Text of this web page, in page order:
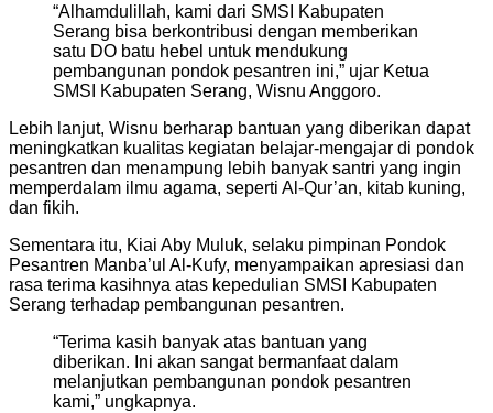
“Alhamdulillah, kami dari SMSI Kabupaten
Serang bisa berkontribusi dengan memberikan
satu DO batu hebel untuk mendukung
pembangunan pondok pesantren ini,” ujar Ketua
SMSI Kabupaten Serang, Wisnu Anggoro.
Lebih lanjut, Wisnu berharap bantuan yang diberikan dapat
meningkatkan kualitas kegiatan belajar-mengajar di pondok
pesantren dan menampung lebih banyak santri yang ingin
memperdalam ilmu agama, seperti Al-Qur’an, kitab kuning,
dan fikih.
Sementara itu, Kiai Aby Muluk, selaku pimpinan Pondok
Pesantren Manba’ul Al-Kufy, menyampaikan apresiasi dan
rasa terima kasihnya atas kepedulian SMSI Kabupaten
Serang terhadap pembangunan pesantren.
“Terima kasih banyak atas bantuan yang
diberikan. Ini akan sangat bermanfaat dalam
melanjutkan pembangunan pondok pesantren
kami,” ungkapnya.